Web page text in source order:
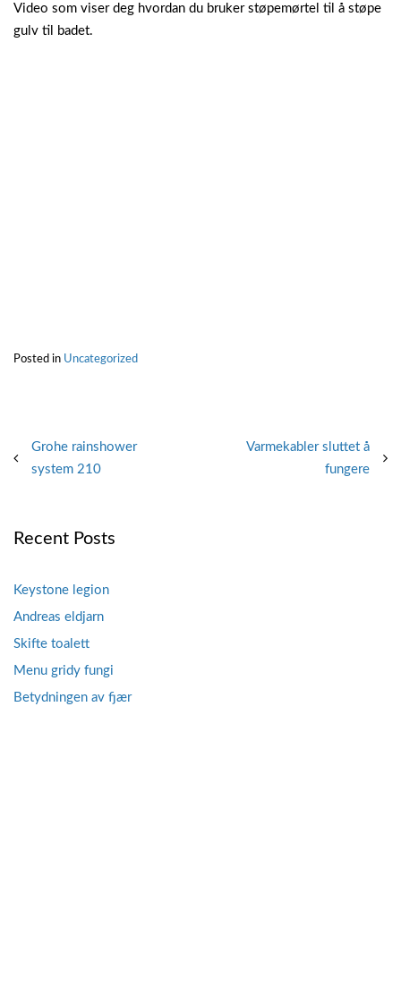
Video som viser deg hvordan du bruker støpemørtel til å støpe
gulv til badet.
Posted in Uncategorized
Post
navigation
Grohe rainshower
system 210
Varmekabler sluttet å
fungere
Recent Posts
Keystone legion
Andreas eldjarn
Skifte toalett
Menu gridy fungi
Betydningen av fjær